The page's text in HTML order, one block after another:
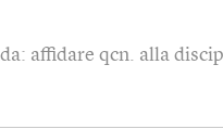
affidare qcn. alla